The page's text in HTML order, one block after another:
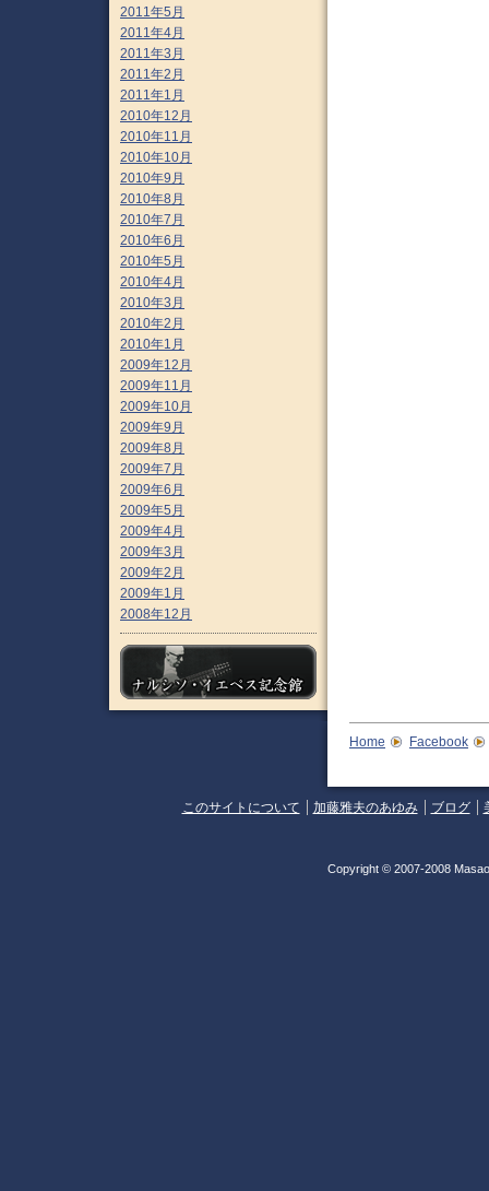
2011年5月
2011年4月
2011年3月
2011年2月
2011年1月
2010年12月
2010年11月
2010年10月
2010年9月
2010年8月
2010年7月
2010年6月
2010年5月
2010年4月
2010年3月
2010年2月
2010年1月
2009年12月
2009年11月
2009年10月
2009年9月
2009年8月
2009年7月
2009年6月
2009年5月
2009年4月
2009年3月
2009年2月
2009年1月
2008年12月
Home Facebook
このサイトについて 加藤雅夫のあゆみ ブログ
Copyright © 2007-2008